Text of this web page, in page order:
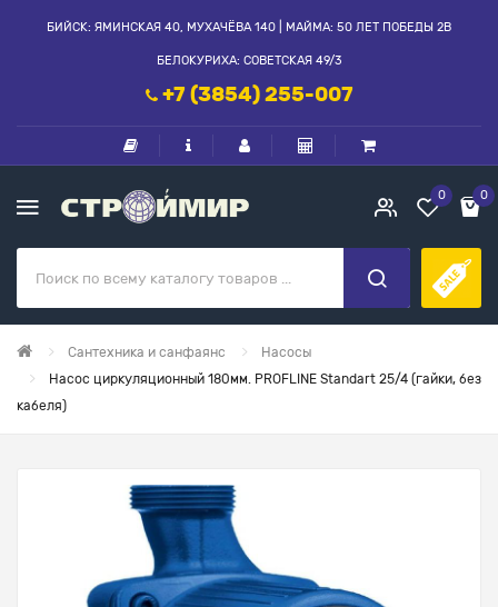
БИЙСК: ЯМИНСКАЯ 40, МУХАЧЁВА 140 | МАЙМА: 50 ЛЕТ ПОБЕДЫ 2В
БЕЛОКУРИХА: СОВЕТСКАЯ 49/3
+7 (3854) 255-007
0 0
Сантехника и санфаянс
Насосы
Насос циркуляционный 180мм. PROFLINE Standart 25/4 (гайки, без
кабеля)